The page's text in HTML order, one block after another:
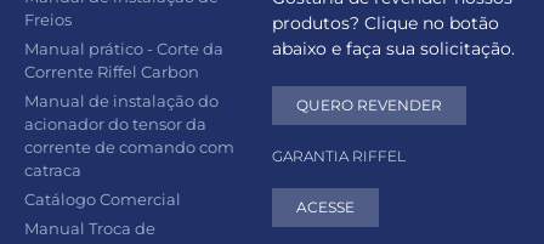
Freios
Manual prático - Corte da
Corrente Riffel Carbon
Manual de instalação do
acionador do tensor da
corrente de comando com
catraca
Catálogo Comercial
Manual Troca de
produtos? Clique no botão
abaixo e faça sua solicitação.
QUERO REVENDER
GARANTIA RIFFEL
ACESSE